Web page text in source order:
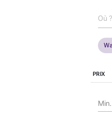
PRIX